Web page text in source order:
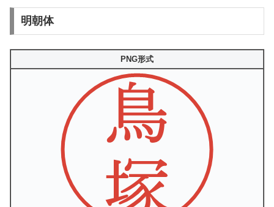
明朝体
PNG形式